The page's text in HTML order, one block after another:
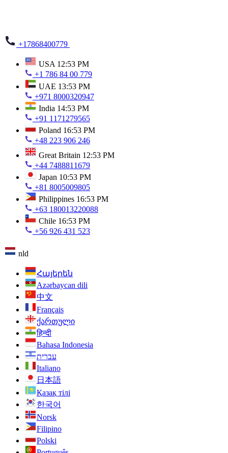
+17868400779
USA 12:53 PM
+1 786 84 00 779
UAE 13:53 PM
+971 8000320947
India 14:53 PM
+91 1171279565
Poland 16:53 PM
+48 223 906 246
Great Britain 12:53 PM
+44 7488811679
Japan 10:53 PM
+81 8005009805
Philippines 16:53 PM
+63 180013220088
Chile 16:53 PM
+56 926 431 523
nld
Հայերեն
Azərbaycan dili
中文
Français
ქართული
हिन्दी
Bahasa Indonesia
עברית
Italiano
日本語
Қазақ тілі
한국어
Norsk
Filipino
Polski